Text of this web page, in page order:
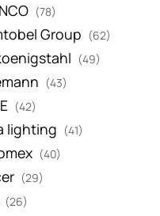
(78)
Group (62)
(49)
(43)
(42)
lighting (41)
(40)
(29)
(26)